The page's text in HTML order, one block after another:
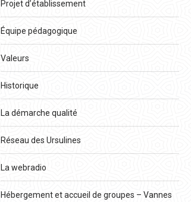
Projet d’établissement
Équipe pédagogique
Valeurs
Historique
La démarche qualité
Réseau des Ursulines
La webradio
Hébergement et accueil de groupes – Vannes